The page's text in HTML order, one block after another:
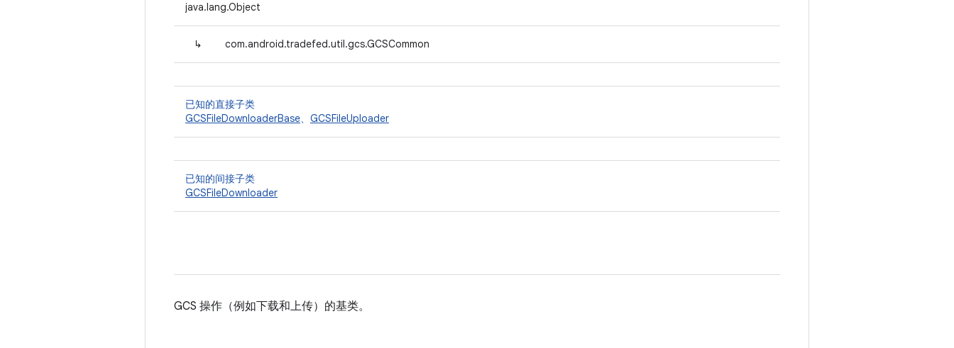
java.lang.Object
↳ com.android.tradefed.util.gcs.GCSCommon
已知的直接子类
GCSFileDownloaderBase、 GCSFileUploader
已知的间接子类
GCSFileDownloader
GCS 操作（例如下载和上传）的基类。